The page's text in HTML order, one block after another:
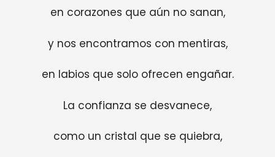
en corazones que aún no sanan,
y nos encontramos con mentiras,
en labios que solo ofrecen engañar.
La confianza se desvanece,
como un cristal que se quiebra,